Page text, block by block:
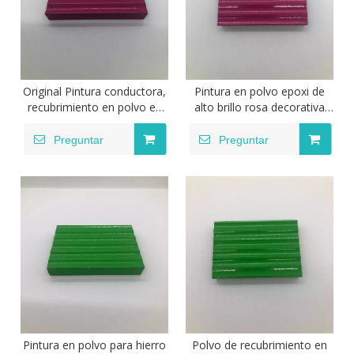
Original Pintura conductora,
recubrimiento en polvo en
aerosol Tribo electrostático
termoendurecible para
puertas de acero, uso
Preguntar
Pintura en polvo epoxi de
alto brillo rosa decorativa
electrostática de la industria
Preguntar
Pintura en polvo para hierro
Polvo de recubrimiento en